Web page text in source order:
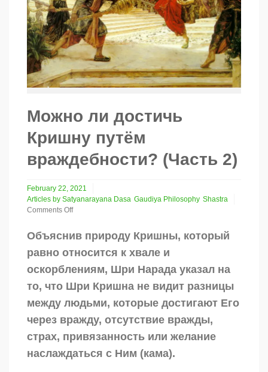
Можно ли достичь
Кришну путём
враждебности? (Часть 2)
February 22, 2021
Articles by Satyanarayana Dasa Gaudiya Philosophy Shastra
Comments Off
Можно
ли
достичь
путём
враждебности?
2)
Объяснив природу Кришны, который
равно относится к хвале и
оскорблениям, Шри Нарада указал на
то, что Шри Кришна не видит разницы
между людьми, которые достигают Его
через вражду, отсутствие вражды,
страх, привязанность или желание
наслаждаться с Ним (кама).